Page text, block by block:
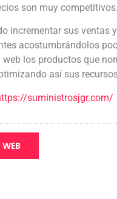
son muy competitivos.
incrementar sus ventas
acostumbrándolos
web los productos que
así sus
suministrosjgr.com/